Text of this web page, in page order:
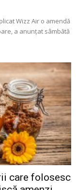
Wizz Air o amendă
a anunţat sâmbătă
care folosesc